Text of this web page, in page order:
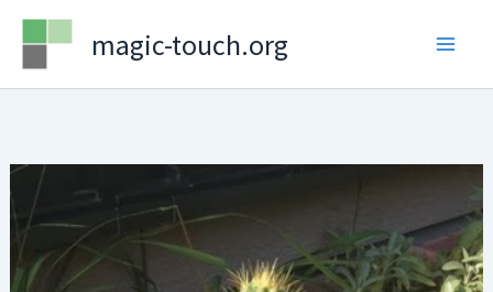
Skip
content
magic-touch.org